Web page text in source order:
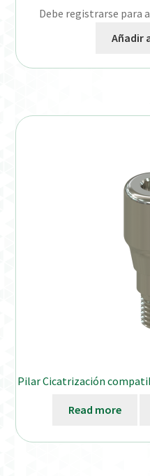
Debe registrarse para
Añadir
Pilar Cicatrización
Read more